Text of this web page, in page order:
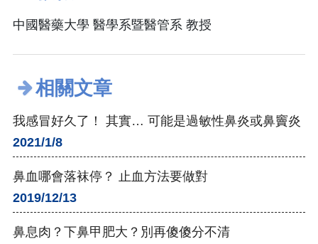
中國醫藥大學 醫學系暨醫管系 教授
相關文章
我感冒好久了！ 其實… 可能是過敏性鼻炎或鼻竇炎
2021/1/8
鼻血哪會落袜停？ 止血方法要做對
2019/12/13
鼻息肉？下鼻甲肥大？別再傻傻分不清